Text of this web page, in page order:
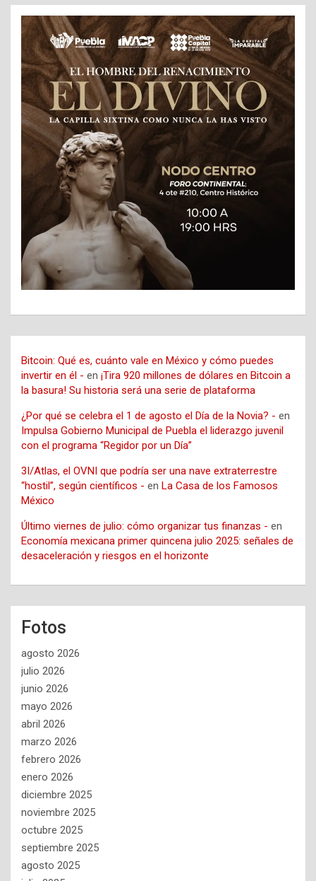
Bitcoin: Qué es, cuánto vale en México y cómo puedes
invertir en él - en ¡Tira 920 millones de dólares en Bitcoin a
la basura! Su historia será una serie de plataforma
¿Por qué se celebra el 1 de agosto el Día de la Novia? - en
Impulsa Gobierno Municipal de Puebla el liderazgo juvenil
con el programa “Regidor por un Día”
3I/Atlas, el OVNI que podría ser una nave extraterrestre
“hostil”, según científicos - en La Casa de los Famosos
México
Último viernes de julio: cómo organizar tus finanzas - en
Economía mexicana primer quincena julio 2025: señales de
desaceleración y riesgos en el horizonte
Fotos
agosto 2026
julio 2026
junio 2026
mayo 2026
abril 2026
marzo 2026
febrero 2026
enero 2026
diciembre 2025
noviembre 2025
octubre 2025
septiembre 2025
agosto 2025